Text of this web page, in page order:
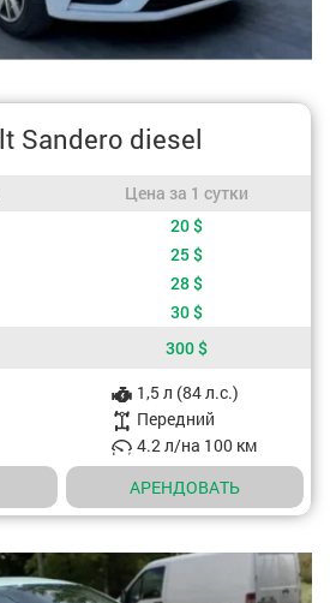
Sandero diesel
1 сутки
Цена за 1 сутки
от периода аренды20$
25$
28$
30$
300$
1,5 л (84 л.с.)
Передний
4.2 л/на 100 км
АРЕНДОВАТЬ